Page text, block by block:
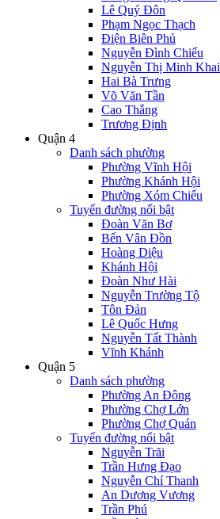
Lê Quý Đôn
Phạm Ngọc Thạch
Điện Biên Phủ
Nguyễn Đình Chiểu
Nguyễn Thị Minh Khai
Hai Bà Trưng
Võ Văn Tần
Cao Thắng
Trương Định
Quận 4
Danh sách phường
Phường Vĩnh Hội
Phường Khánh Hội
Phường Xóm Chiếu
Tuyến đường nổi bật
Đoàn Văn Bơ
Bến Vân Đồn
Hoàng Diệu
Khánh Hội
Đoàn Như Hài
Nguyễn Trường Tộ
Tôn Đản
Lê Quốc Hưng
Nguyễn Tất Thành
Vĩnh Khánh
Quận 5
Danh sách phường
Phường An Đông
Phường Chợ Lớn
Phường Chợ Quán
Tuyến đường nổi bật
Nguyễn Trãi
Trần Hưng Đạo
Nguyễn Chí Thanh
An Dương Vương
Trần Phú